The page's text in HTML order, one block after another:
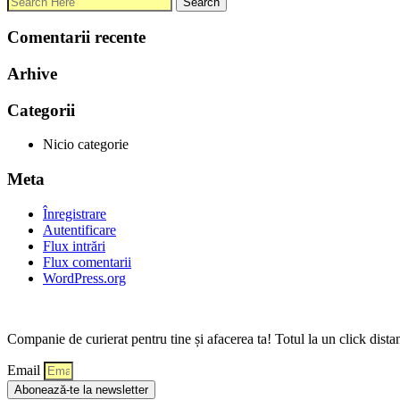
Comentarii recente
Arhive
Categorii
Nicio categorie
Meta
Înregistrare
Autentificare
Flux intrări
Flux comentarii
WordPress.org
Companie de curierat pentru tine și afacerea ta! Totul la un click
Email
Abonează-te la newsletter